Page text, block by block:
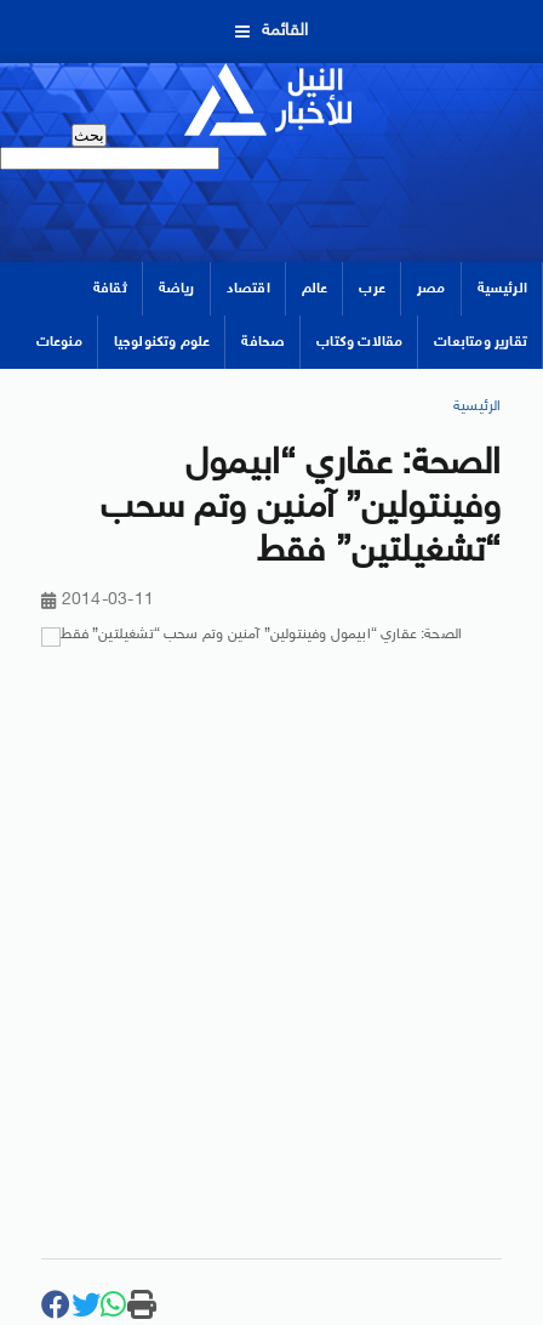
القائمة
الرئيسية مصر عرب عالم اقتصاد رياضة ثقافة
تقارير ومتابعات مقالات وكتاب صحافة علوم وتكنولوجيا منوعات
الرئيسية
الصحة: عقاري “ابيمول
وفينتولين” آمنين وتم سحب
“تشغيلتين” فقط
2014-03-11